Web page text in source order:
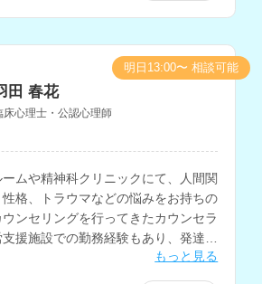
田 春花
床心理士・公認心理師
ムや精神科クリニックにて、人間関
格、トラウマなどの悩みをお持ちの
ンセリングを行ってきたカウンセラ
援施設での勤務経験もあり、発達に
援や、復職支援に関わってきた経験も
もっと見る
明日13:00〜 相談可能